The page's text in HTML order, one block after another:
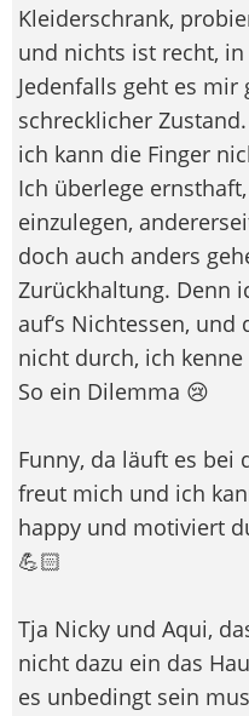
Kleiderschrank,
und nichts ist recht,
Jedenfalls geht es mir
schrecklicher
ich kann die Finger
Ich überlege
einzulegen,
doch auch anders
Zurückhaltung. Denn
auf‘s Nichtessen,
nicht durch, ich
So ein Dilemma 😢
Funny, da läuft es bei
freut mich und ich
happy und motiviert
💪🏻
Tja Nicky und Aqui,
nicht dazu ein das
es unbedingt sein